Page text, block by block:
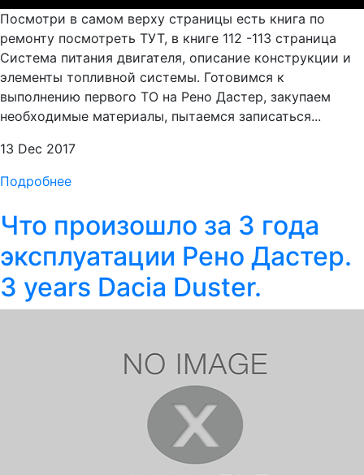
Посмотри в самом верху страницы есть книга по
ремонту посмотреть ТУТ, в книге 112 -113 страница
Система питания двигателя, описание конструкции и
элементы топливной системы. Готовимся к
выполнению первого ТО на Рено Дастер, закупаем
необходимые материалы, пытаемся записаться...
13 Dec 2017
Подробнее
Что произошло за 3 года
эксплуатации Рено Дастер.
3 years Dacia Duster.